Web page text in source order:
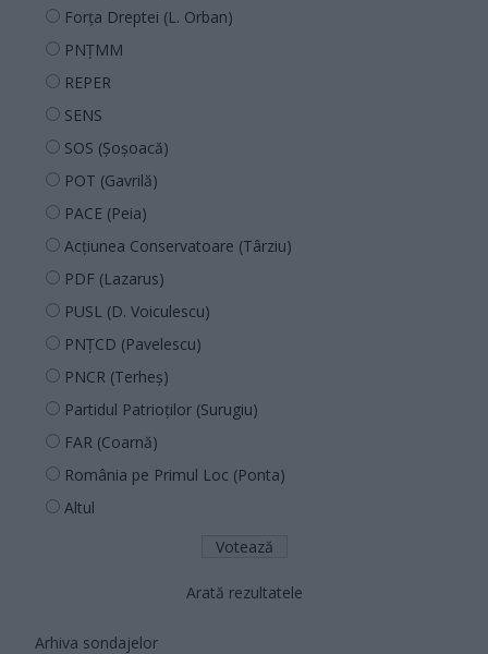
Forța Dreptei (L. Orban)
PNȚMM
REPER
SENS
SOS (Șoșoacă)
POT (Gavrilă)
PACE (Peia)
Acțiunea Conservatoare (Târziu)
PDF (Lazarus)
PUSL (D. Voiculescu)
PNȚCD (Pavelescu)
PNCR (Terheș)
Partidul Patrioților (Surugiu)
FAR (Coarnă)
România pe Primul Loc (Ponta)
Altul
Arată rezultatele
Arhiva sondajelor